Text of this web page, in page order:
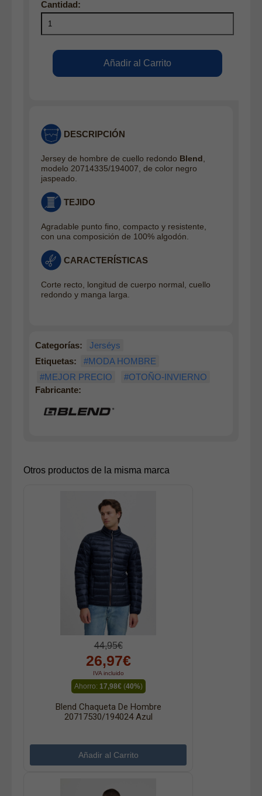
DESCRIPCIÓN
Jersey de hombre de cuello redondo Blend
modelo 20714335/194007, de color negro
jaspeado.
TEJIDO
Agradable punto fino, compacto y resistente,
con una composición de 100% algodón.
CARACTERÍSTICAS
Corte recto, longitud de cuerpo normal, cuello
redondo y manga larga.
Categorías:
Jerséys
Etiquetas:
#MODA HOMBRE
#MEJOR PRECIO
#OTOÑO-INVIERNO
Fabricante:
Otros productos de la misma marca
44,95€
26,97€
IVA incluido
Ahorro: 17,98€(40%)
Blend Chaqueta De Hombre
20717530/194024 Azul